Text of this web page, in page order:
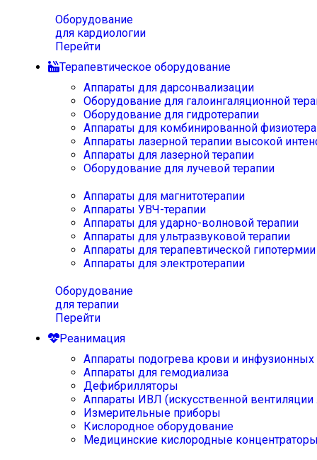
Оборудование
для кардиологии
Перейти
Терапевтическое оборудование
Аппараты для дарсонвализации
Оборудование для галоингаляционной
Оборудование для гидротерапии
Аппараты для комбинированной
Аппараты лазерной терапии высокой
Аппараты для лазерной терапии
Оборудование для лучевой терапии
Аппараты для магнитотерапии
Аппараты УВЧ-терапии
Аппараты для ударно-волновой терапии
Аппараты для ультразвуковой терапии
Аппараты для терапевтической
Аппараты для электротерапии
Оборудование
для терапии
Перейти
Реанимация
Аппараты подогрева крови и инфузионных
Аппараты для гемодиализа
Дефибрилляторы
Аппараты ИВЛ (искусственной вентиляции
Измерительные приборы
Кислородное оборудование
Медицинские кислородные